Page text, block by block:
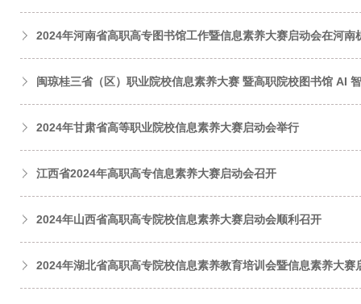
2024年河南省高职高专图书馆工作暨信息素养大赛启动会在河南
闽琼桂三省（区）职业院校信息素养大赛 暨高职院校图书馆 AI
2024年甘肃省高等职业院校信息素养大赛启动会举行
江西省2024年高职高专信息素养大赛启动会召开
2024年山西省高职高专院校信息素养大赛启动会顺利召开
2024年湖北省高职高专院校信息素养教育培训会暨信息素养大赛